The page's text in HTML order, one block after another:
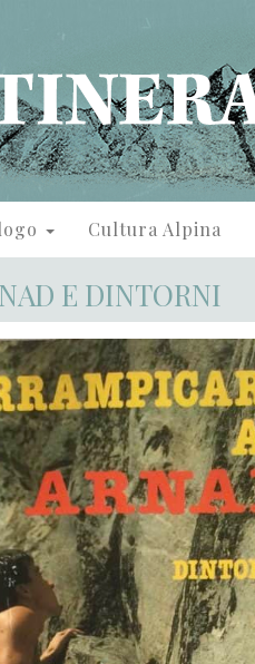
Cultura Alpina
E DINTORNI